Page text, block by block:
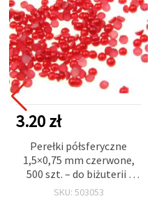
3.20 zł
Perełki półsferyczne
1,5×0,75 mm czerwone,
500 szt. – do biżuterii i
rękodzieła
SKU: 503053